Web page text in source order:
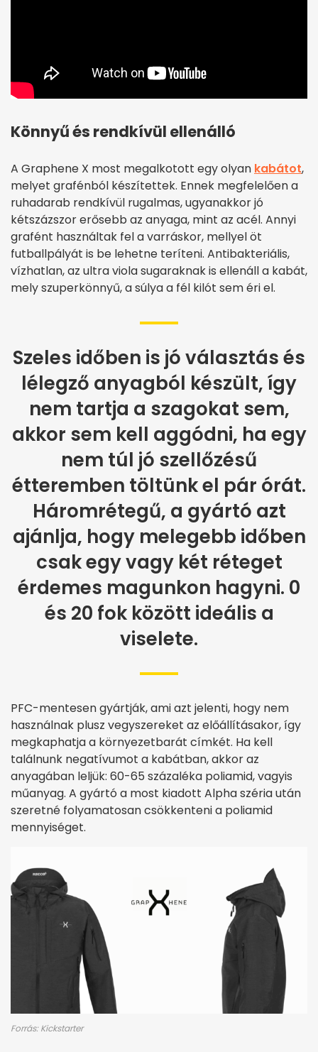
Könnyű és rendkívül ellenálló
A Graphene X most megalkotott egy olyan kabátot,
melyet grafénból készítettek. Ennek megfelelően a
ruhadarab rendkívül rugalmas, ugyanakkor jó
kétszázszor erősebb az anyaga, mint az acél. Annyi
grafént használtak fel a varráskor, mellyel öt
futballpályát is be lehetne teríteni. Antibakteriális,
vízhatlan, az ultra viola sugaraknak is ellenáll a kabát,
mely szuperkönnyű, a súlya a fél kilót sem éri el.
Szeles időben is jó választás és
lélegző anyagból készült, így
nem tartja a szagokat sem,
akkor sem kell aggódni, ha egy
nem túl jó szellőzésű
étteremben töltünk el pár órát.
Háromrétegű, a gyártó azt
ajánlja, hogy melegebb időben
csak egy vagy két réteget
érdemes magunkon hagyni. 0
és 20 fok között ideális a
viselete.
PFC-mentesen gyártják, ami azt jelenti, hogy nem
használnak plusz vegyszereket az előállításakor, így
megkaphatja a környezetbarát címkét. Ha kell
találnunk negatívumot a kabátban, akkor az
anyagában leljük: 60-65 százaléka poliamid, vagyis
műanyag. A gyártó a most kiadott Alpha széria után
szeretné folyamatosan csökkenteni a poliamid
mennyiséget.
Forrás: Kickstarter